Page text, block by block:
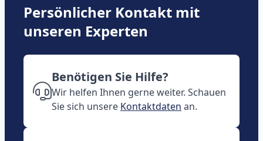
Persönlicher Kontakt mit
unseren Experten
Benötigen Sie Hilfe?
Wir helfen Ihnen gerne weiter. Schauen
Sie sich unsere Kontaktdaten an.